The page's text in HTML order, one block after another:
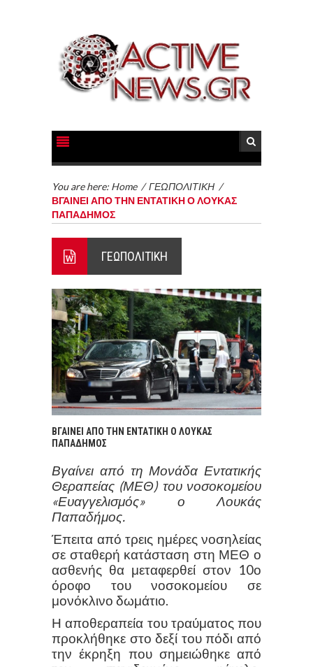
You are here: Home /ΓΕΩΠΟΛΙΤΙΚΗ /
ΒΓΑΙΝΕΙ ΑΠΟ ΤΗΝ ΕΝΤΑΤΙΚΗ Ο ΛΟΥΚΑΣ
ΠΑΠΑΔΗΜΟΣ
ΓΕΩΠΟΛΙΤΙΚΗ
ΒΓΑΙΝΕΙ ΑΠΟ ΤΗΝ ΕΝΤΑΤΙΚΗ Ο ΛΟΥΚΑΣ
ΠΑΠΑΔΗΜΟΣ
Βγαίνει από τη Μονάδα Εντατικής
Θεραπείας (ΜΕΘ) του νοσοκομείου
«Ευαγγελισμός» ο Λουκάς
Παπαδήμος.
Έπειτα από τρεις ημέρες νοσηλείας
σε σταθερή κατάσταση στη ΜΕΘ ο
ασθενής θα μεταφερθεί στον 10ο
όροφο του νοσοκομείου σε
μονόκλινο δωμάτιο.
Η αποθεραπεία του τραύματος που
προκλήθηκε στο δεξί του πόδι από
την έκρηξη που σημειώθηκε από